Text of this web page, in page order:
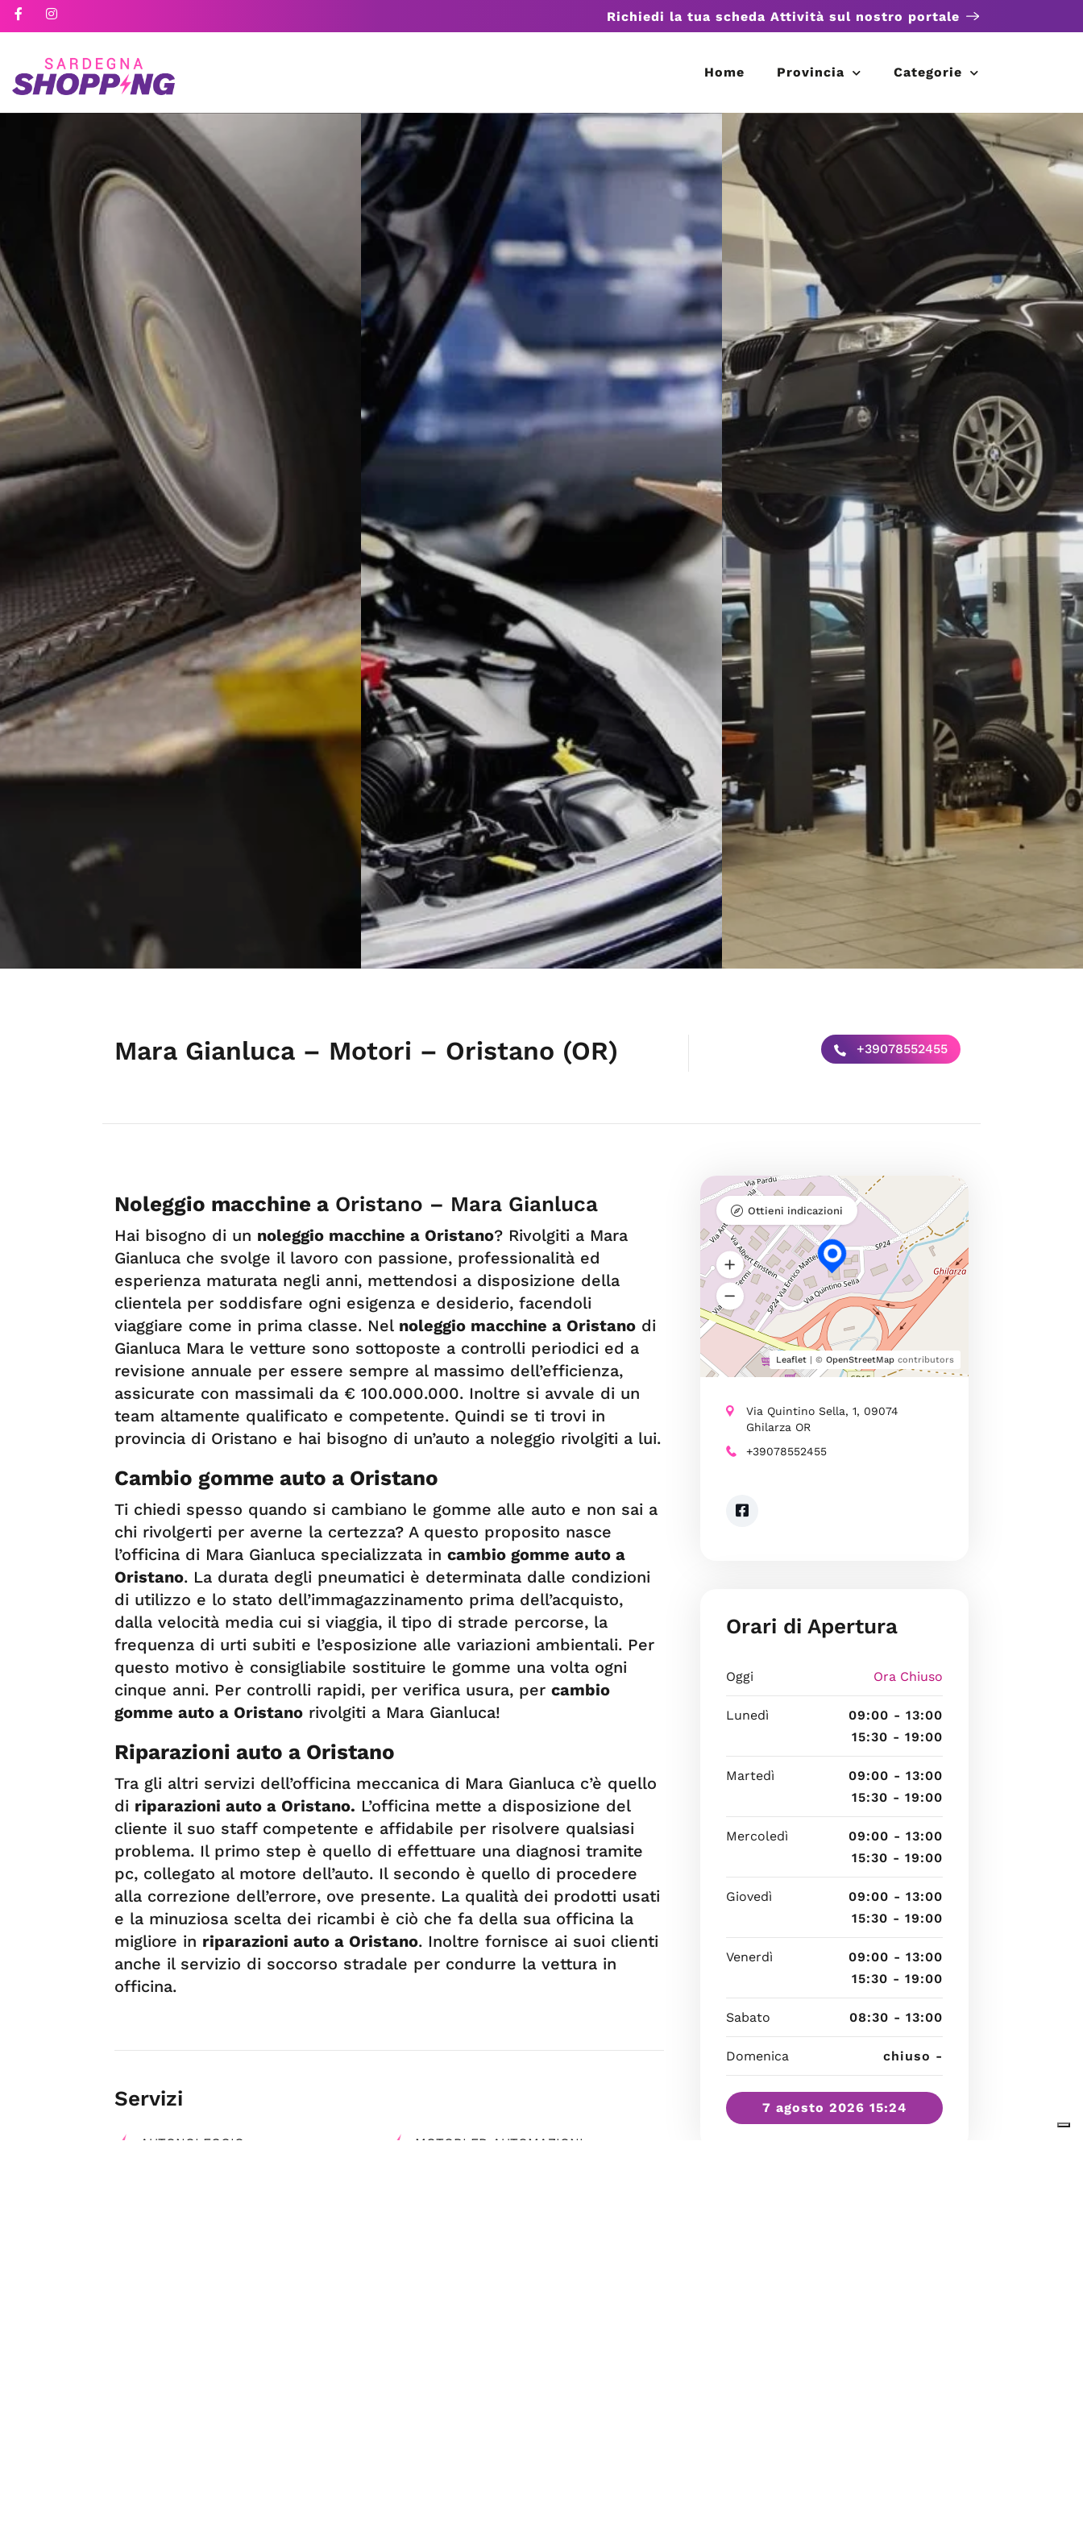
Richiedi la tua scheda Attività sul nostro portale
Home Provincia Categorie
Mara Gianluca – Motori – Oristano (OR) +39078552455
Noleggio macchine a Oristano – Mara Gianluca
Hai bisogno di un noleggio macchine a Oristano? Rivolgiti a Mara
Gianluca che svolge il lavoro con passione, professionalità ed
esperienza maturata negli anni, mettendosi a disposizione della
clientela per soddisfare ogni esigenza e desiderio, facendoli
viaggiare come in prima classe. Nel noleggio macchine a Oristano di
Gianluca Mara le vetture sono sottoposte a controlli periodici ed a
revisione annuale per essere sempre al massimo dell’efficienza,
assicurate con massimali da € 100.000.000. Inoltre si avvale di un
team altamente qualificato e competente. Quindi se ti trovi in
provincia di Oristano e hai bisogno di un’auto a noleggio rivolgiti a lui.
Cambio gomme auto a Oristano
Ti chiedi spesso quando si cambiano le gomme alle auto e non sai a
chi rivolgerti per averne la certezza? A questo proposito nasce
l’officina di Mara Gianluca specializzata in cambio gomme auto a
Oristano. La durata degli pneumatici è determinata dalle condizioni
di utilizzo e lo stato dell’immagazzinamento prima dell’acquisto,
dalla velocità media cui si viaggia, il tipo di strade percorse, la
frequenza di urti subiti e l’esposizione alle variazioni ambientali. Per
questo motivo è consigliabile sostituire le gomme una volta ogni
cinque anni. Per controlli rapidi, per verifica usura, per cambio
gomme auto a Oristano rivolgiti a Mara Gianluca!
Riparazioni auto a Oristano
Tra gli altri servizi dell’officina meccanica di Mara Gianluca c’è quello
di riparazioni auto a Oristano. L’officina mette a disposizione del
cliente il suo staff competente e affidabile per risolvere qualsiasi
problema. Il primo step è quello di effettuare una diagnosi tramite
pc, collegato al motore dell’auto. Il secondo è quello di procedere
alla correzione dell’errore, ove presente. La qualità dei prodotti usati
e la minuziosa scelta dei ricambi è ciò che fa della sua officina la
migliore in riparazioni auto a Oristano. Inoltre fornisce ai suoi clienti
anche il servizio di soccorso stradale per condurre la vettura in
officina.
Servizi
AUTONOLEGGIO MOTORI ED AUTOMAZIONI
Leaflet| © OpenStreetMapcontributors
Ottieni indicazioni
Via Quintino Sella, 1, 09074
Ghilarza OR
+39078552455
Orari di Apertura
Oggi Ora Chiuso
Lunedì
09:00 - 13:00
15:30 - 19:00
Martedì
09:00 - 13:00
15:30 - 19:00
Mercoledì
09:00 - 13:00
15:30 - 19:00
Giovedì
09:00 - 13:00
15:30 - 19:00
Venerdì
09:00 - 13:00
15:30 - 19:00
Sabato 08:30 - 13:00
Domenica chiuso -
7 agosto 2026 15:24